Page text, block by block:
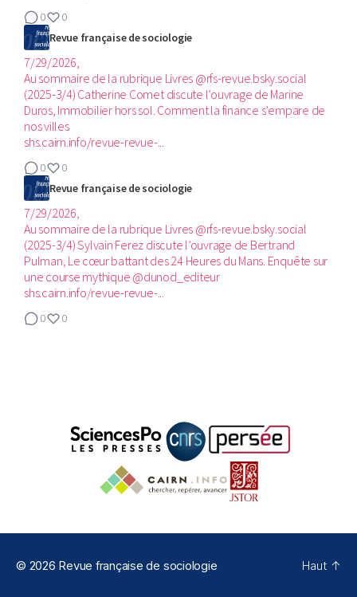
0
0
Revue française de sociologie
7/29/2026,
Au sommaire de la rubrique Livres @rfs-revue.bsky.social
(2025-3/4)‬ Catherine Comet discute l’ouvrage de Marine
Duros, Immobilier hors sol. Comment la finance s’empare de
nos villes
shs.cairn.info/revue-revue-...
0
0
Revue française de sociologie
7/29/2026,
Au sommaire de la rubrique Livres @rfs-revue.bsky.social
(2025-3/4)‬ Sylvain Ferez discute l’ouvrage de Bertrand
Pulman, Le cœur battant des 24 Heures du Mans. Enquête sur
une course mythique @dunod_editeur
shs.cairn.info/revue-revue-...
0 0
© 2026 Revue française de sociologie Haut ↑